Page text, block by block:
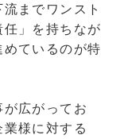
までワンスト
」を持ちなが
ているのが特
広がってお
様に対する